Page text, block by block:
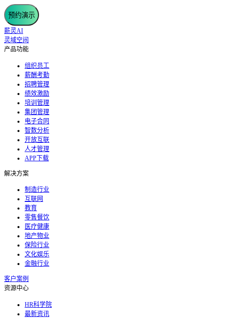
预约演示
薪灵AI
灵域空间
产品功能
组织员工
薪酬考勤
招聘管理
绩效激励
培训管理
集团管理
电子合同
智数分析
开放互联
人才管理
APP下载
解决方案
制造行业
互联网
教育
零售餐饮
医疗健康
地产物业
保险行业
文化娱乐
金融行业
客户案例
资源中心
HR科学院
最新资讯